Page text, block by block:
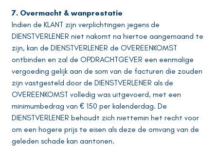
7. Overmacht & wanprestatie
Indien de KLANT zijn verplichtingen jegens de
DIENSTVERLENER niet nakomt na hiertoe aangemaand te
zijn, kan de DIENSTVERLENER de OVEREENKOMST
ontbinden en zal de OPDRACHTGEVER een eenmalige
vergoeding gelijk aan de som van de facturen die zouden
zijn vastgesteld door de DIENSTVERLENER als de
OVEREENKOMST volledig was uitgevoerd, met een
minimumbedrag van € 150 per kalenderdag. De
DIENSTVERLENER behoudt zich niettemin het recht voor
om een hogere prijs te eisen als deze de omvang van de
geleden schade kan aantonen.